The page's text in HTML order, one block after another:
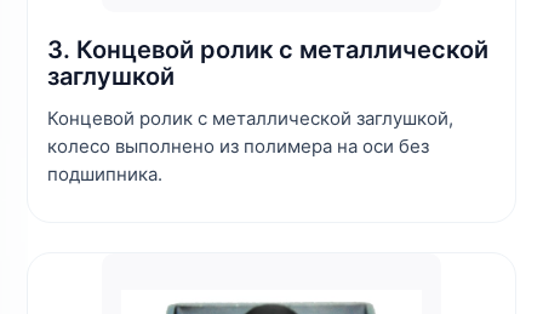
3. Концевой ролик с металлической
заглушкой
Концевой ролик с металлической заглушкой,
колесо выполнено из полимера на оси без
подшипника.